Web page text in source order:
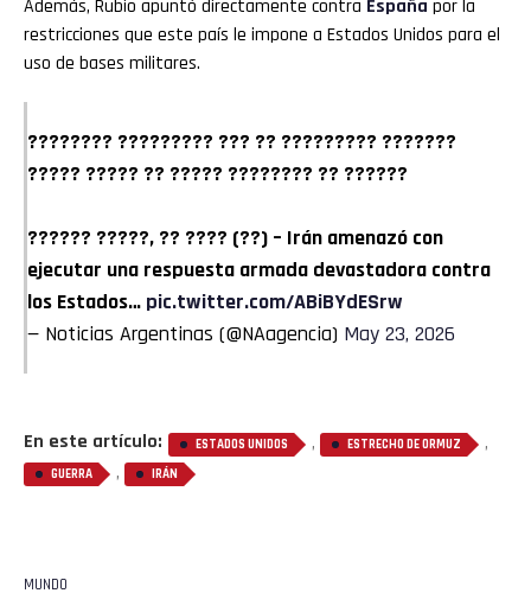
Además, Rubio apuntó directamente contra España por la
restricciones que este país le impone a Estados Unidos para el
uso de bases militares.
???????? ????????? ??? ?? ????????? ???????
????? ????? ?? ????? ???????? ?? ??????
?????? ?????, ?? ???? (??) – Irán amenazó con
ejecutar una respuesta armada devastadora contra
los Estados… pic.twitter.com/ABiBYdESrw
— Noticias Argentinas (@NAagencia) May 23, 2026
En este artículo: ESTADOS UNIDOS , ESTRECHO DE ORMUZ ,
GUERRA , IRÁN
MUNDO